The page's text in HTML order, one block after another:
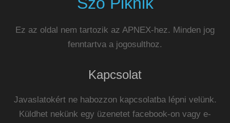
Ez az oldal nem tartozik az APNEX-hez. Minden jog
fenntartva a jogosulthoz.
Kapcsolat
Javaslatokért ne habozzon kapcsolatba lépni velünk.
Küldhet nekünk egy üzenetet facebook-on vagy e-